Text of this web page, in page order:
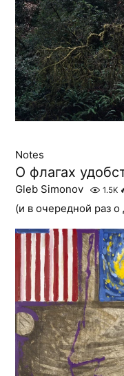
Notes
О флагах
Gleb Simonov 1.5K
(и в очередной раз